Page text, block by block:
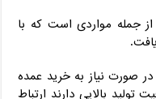
جمله مواردی است که با
در صورت نیاز به خرید عمده
تولید بالایی دارند ارتباط